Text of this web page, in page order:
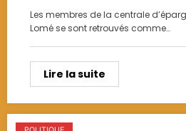
comme défi de l’heure
Les membres de la centrale
Lomé se sont retrouvés comme…
Lire la suite